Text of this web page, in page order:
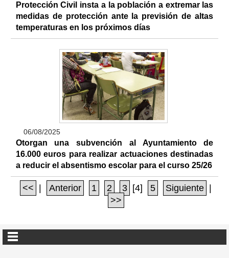
Protección Civil insta a la población a extremar las
medidas de protección ante la previsión de altas
temperaturas en los próximos días
06/08/2025
Otorgan una subvención al Ayuntamiento de
16.000 euros para realizar actuaciones destinadas
a reducir el absentismo escolar para el curso 25/26
<< Anterior 1 2 3 [4] 5 Siguiente
>>